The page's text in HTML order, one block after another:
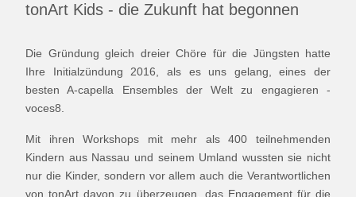
tonArt Kids - die Zukunft hat begonnen
Die Gründung gleich dreier Chöre für die Jüngsten hatte
Ihre Initialzündung 2016, als es uns gelang, eines der
besten A-capella Ensembles der Welt zu engagieren -
voces8.
Mit ihren Workshops mit mehr als 400 teilnehmenden
Kindern aus Nassau und seinem Umland wussten sie nicht
nur die Kinder, sondern vor allem auch die Verantwortlichen
von tonArt davon zu überzeugen, das Engagement für die